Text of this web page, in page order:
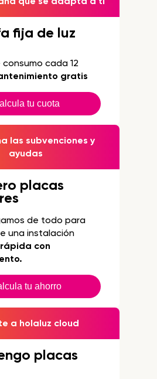
fija de luz
consumo cada 12
gratis
tu cuota
las subvenciones y
ayudas
placas
de todo para
una instalación
con
tu ahorro
a holaluz cloud
placas